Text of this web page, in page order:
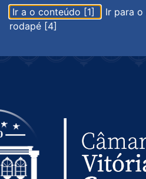
Ir a o conteúdo [1] Ir para o
rodapé [4]